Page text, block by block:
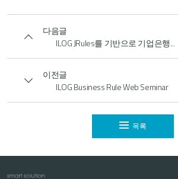
다음글
ILOG JRules를 기반으로 기업은행...
이전글
ILOG Business Rule Web Seminar
목록